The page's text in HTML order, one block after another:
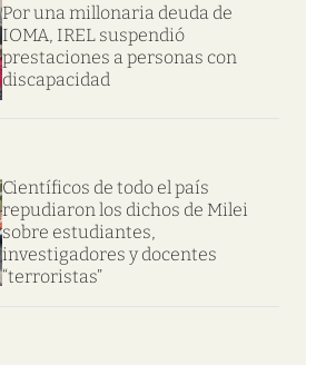
Por una millonaria deuda de
IOMA, IREL suspendió
prestaciones a personas con
discapacidad
Científicos de todo el país
repudiaron los dichos de Milei
sobre estudiantes,
investigadores y docentes
“terroristas”